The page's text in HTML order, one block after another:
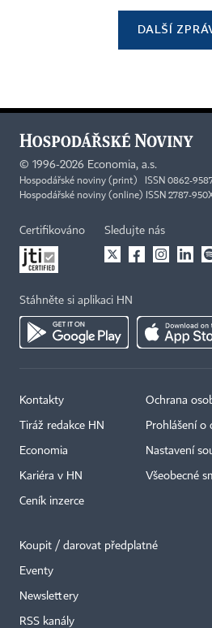
DALŠÍ
© 1996-2026 Economia, a.s.
Hospodářské noviny (print) ISSN 0862-
Hospodářské noviny (online) ISSN 2787-
Certifikováno Sledujte nás
Stáhněte si aplikaci HN
Kontakty
Tiráž redakce HN
Economia
Kariéra v HN
Ceník inzerce
Ochrana
Prohlášení o
Nastavení
Všeobecné
Koupit / darovat předplatné
Eventy
Newslettery
RSS kanály